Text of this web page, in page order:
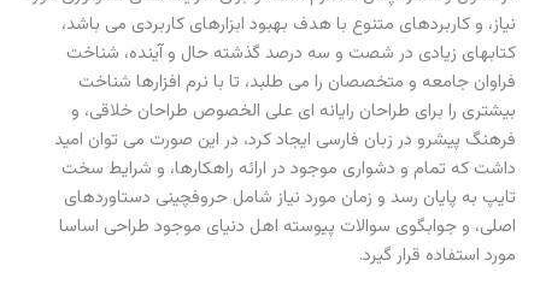
نیاز، و کاربردهای متنوع با هدف بهبود ابزارهای کاربردی می باشد،
کتابهای زیادی در شصت و سه درصد گذشته حال و آینده، شناخت
فراوان جامعه و متخصصان را می طلبد، تا با نرم افزارها شناخت
بیشتری را برای طراحان رایانه ای علی الخصوص طراحان خلاقی، و
فرهنگ پیشرو در زبان فارسی ایجاد کرد، در این صورت می توان امید
داشت که تمام و دشواری موجود در ارائه راهکارها، و شرایط سخت
تایپ به پایان رسد و زمان مورد نیاز شامل حروفچینی دستاوردهای
اصلی، و جوابگوی سوالات پیوسته اهل دنیای موجود طراحی اساسا
مورد استفاده قرار گیرد.